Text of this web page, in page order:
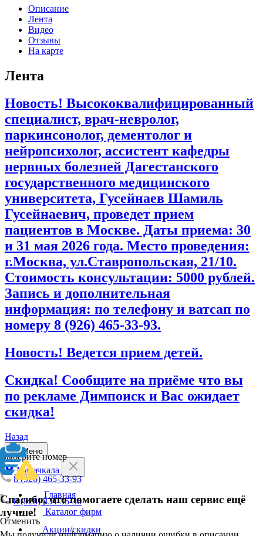
Описание
Лента
Видео
Отзывы
На карте
Лента
Новость! Высококвалифицированный
специалист, врач-невролог,
паркинсонолог, дементолог и
нейропсихолог, ассистент кафедры
нервных болезней Дагестанского
государственного медицинского
университета, Гусейнаев Шамиль
Гусейнаевич, проведет прием
пациентов в Москве. Даты приема: 30
и 31 мая 2026 года. Место проведения:
г.Москва, ул.Ставропольская, 21/10.
Стоимость консультации: 5000 рублей.
Запись и дополнительная
информация: по телефону и ватсап по
номеру 8 (926) 465-33-93.
Новость! Ведется прием детей.
Скидка! Сообщите на приёме что вы
по рекламе Димпоиск и Вас ожидает
скидка!
Назад
Выберите номер
8 (926) 465-33-93
8 (928) 834-35-36
Отменить
Спасибо, что помогаете сделать наш сервис ещё
лучше!
Меню
Махачкала
Главная
Каталог фирм
Акции/скидки